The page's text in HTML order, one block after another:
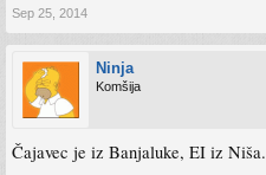
Sep 25, 2014
Ninja
Komšija
Čajavec je iz Banjaluke, EI iz Niša.